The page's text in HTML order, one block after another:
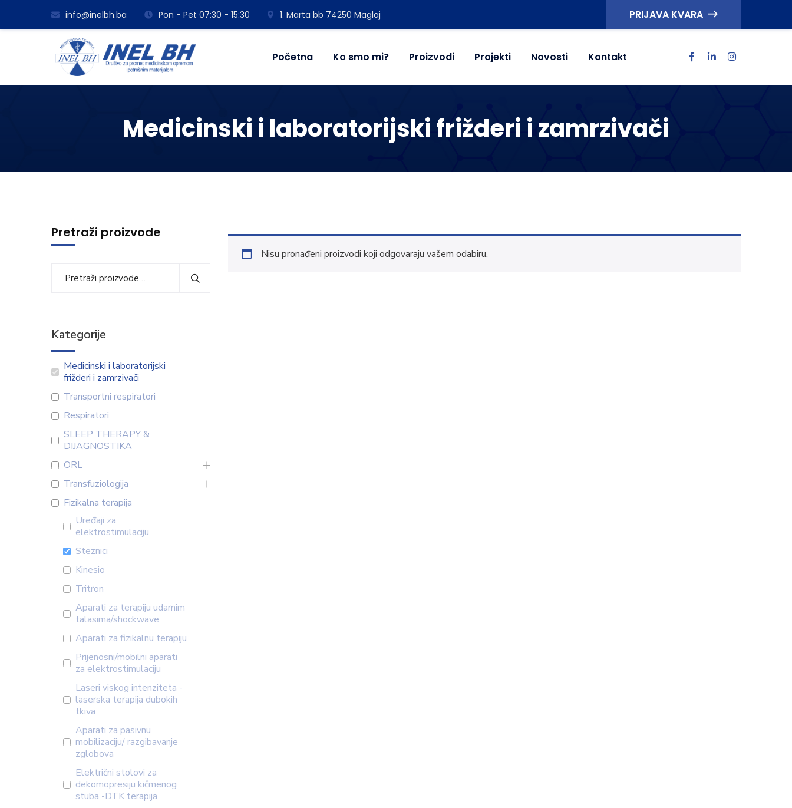
info@inelbh.ba Pon - Pet 07:30 - 15:30 1. Marta bb 74250 Maglaj PRIJAVA KVARA
Početna Ko smo mi? Proizvodi Projekti Novosti Kontakt
Medicinski i laboratorijski frižderi i zamrzivači
Nisu pronađeni proizvodi koji odgovaraju vašem odabiru.
Pretraži proizvode
Kategorije
Medicinski i laboratorijski
frižderi i zamrzivači
Transportni respiratori
Respiratori
SLEEP THERAPY &
DIJAGNOSTIKA
ORL
Transfuziologija
Fizikalna terapija
Uređaji za
elektrostimulaciju
Steznici
Kinesio
Tritron
Aparati za terapiju udarnim
talasima/shockwave
Aparati za fizikalnu terapiju
Prijenosni/mobilni aparati
za elektrostimulaciju
Laseri viskog intenziteta -
laserska terapija dubokih
tkiva
Aparati za pasivnu
mobilizaciju/ razgibavanje
zglobova
Električni stolovi za
dekomopresiju kičmenog
stuba -DTK terapija